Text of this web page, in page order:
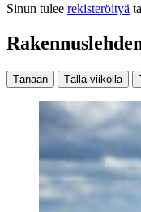
Sinun tulee rekisteröityä
Tänään Tällä viikolla